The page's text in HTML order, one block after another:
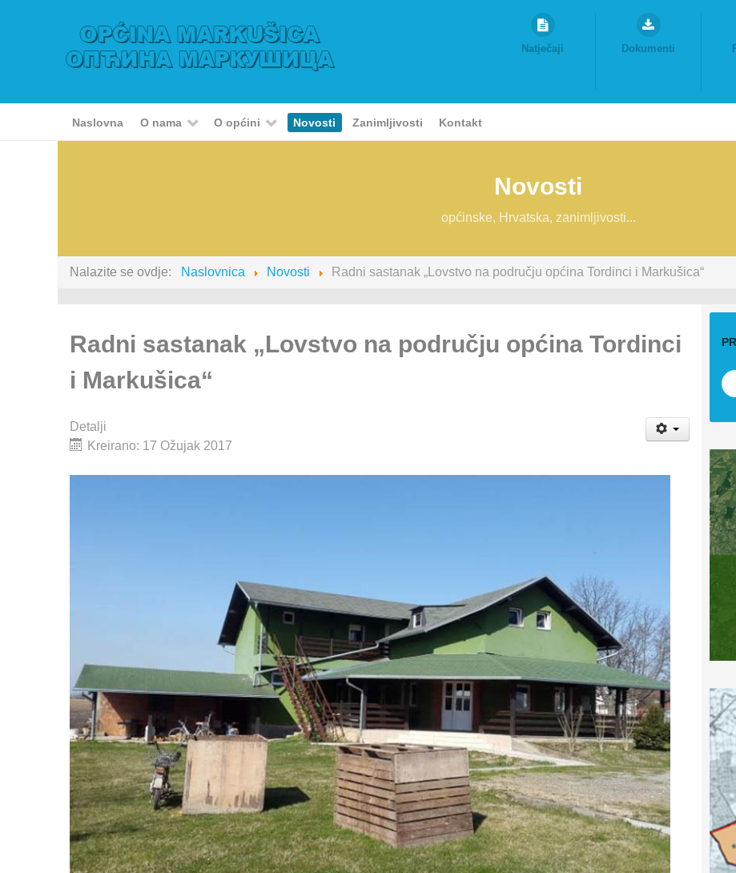
Natječaji Dokumenti
Naslovna O nama O općini Novosti Zanimljivosti Kontakt
Novosti
općinske, Hrvatska, zanimljivosti...
Nalazite se ovdje: Naslovnica Novosti Radni sastanak „Lovstvo na području općina Tordinci i Markušica“
Radni sastanak „Lovstvo na području općina Tordinci
i Markušica“
Detalji
Kreirano: 17 Ožujak 2017